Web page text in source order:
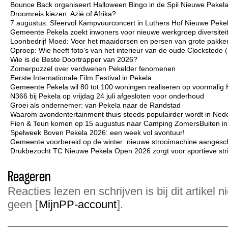
Bounce Back organiseert Halloween Bingo in de Spil Nieuwe Pekela
Droomreis kiezen: Azië of Afrika?
7 augustus: Sfeervol Kampvuurconcert in Luthers Hof Nieuwe
Gemeente Pekela zoekt inwoners voor nieuwe werkgroep
Loonbedrijf Moed: Voor het maaidorsen en persen van grote
Oproep: Wie heeft foto's van het interieur van de oude Clockstede
Wie is de Beste Doortrapper van 2026?
Zomerpuzzel over verdwenen Pekelder fenomenen
Eerste Internationale Film Festival in Pekela
Gemeente Pekela wil 80 tot 100 woningen realiseren op voormalig
N366 bij Pekela op vrijdag 24 juli afgesloten voor onderhoud
Groei als ondernemer: van Pekela naar de Randstad
Waarom avondentertainment thuis steeds populairder wordt in
Fien & Teun komen op 15 augustus naar Camping ZomersBuiten
Spelweek Boven Pekela 2026: een week vol avontuur!
Gemeente voorbereid op de winter: nieuwe strooimachine
Drukbezocht TC Nieuwe Pekela Open 2026 zorgt voor sportieve
Reageren
Reacties lezen en schrijven is bij dit artikel
geen [MijnPP-account].